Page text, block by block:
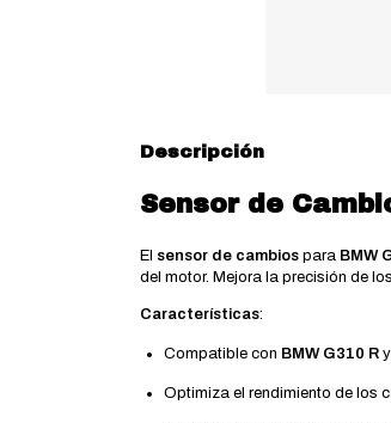
Descripción
Sensor de
El sensor de cambios para BMW
del motor. Mejora la precisión de
Características:
Compatible con BMW G310 R y
Optimiza el rendimiento de los